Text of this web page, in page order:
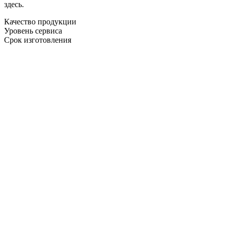
здесь.
Качество продукции
Уровень сервиса
Срок изготовления